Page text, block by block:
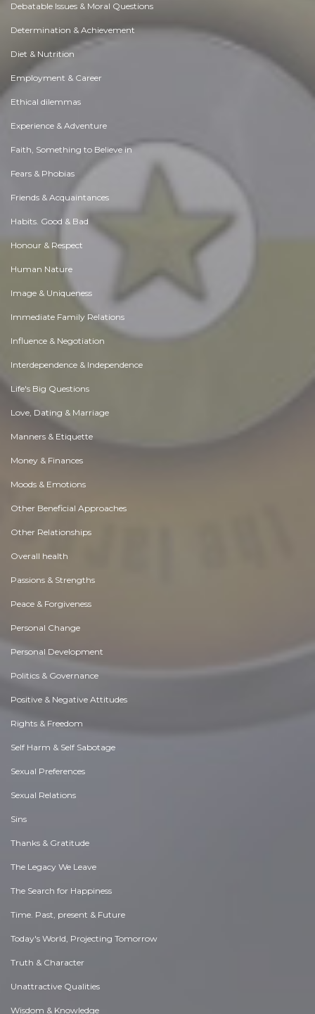
Debatable Issues & Moral Questions
Determination & Achievement
Diet & Nutrition
Employment & Career
Ethical dilemmas
Experience & Adventure
Faith, Something to Believe in
Fears & Phobias
Friends & Acquaintances
Habits. Good & Bad
Honour & Respect
Human Nature
Image & Uniqueness
Immediate Family Relations
Influence & Negotiation
Interdependence & Independence
Life's Big Questions
Love, Dating & Marriage
Manners & Etiquette
Money & Finances
Moods & Emotions
Other Beneficial Approaches
Other Relationships
Overall health
Passions & Strengths
Peace & Forgiveness
Personal Change
Personal Development
Politics & Governance
Positive & Negative Attitudes
Rights & Freedom
Self Harm & Self Sabotage
Sexual Preferences
Sexual Relations
Sins
Thanks & Gratitude
The Legacy We Leave
The Search for Happiness
Time. Past, present & Future
Today's World, Projecting Tomorrow
Truth & Character
Unattractive Qualities
Wisdom & Knowledge